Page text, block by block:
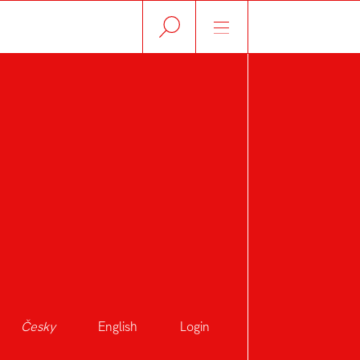
Česky English Login